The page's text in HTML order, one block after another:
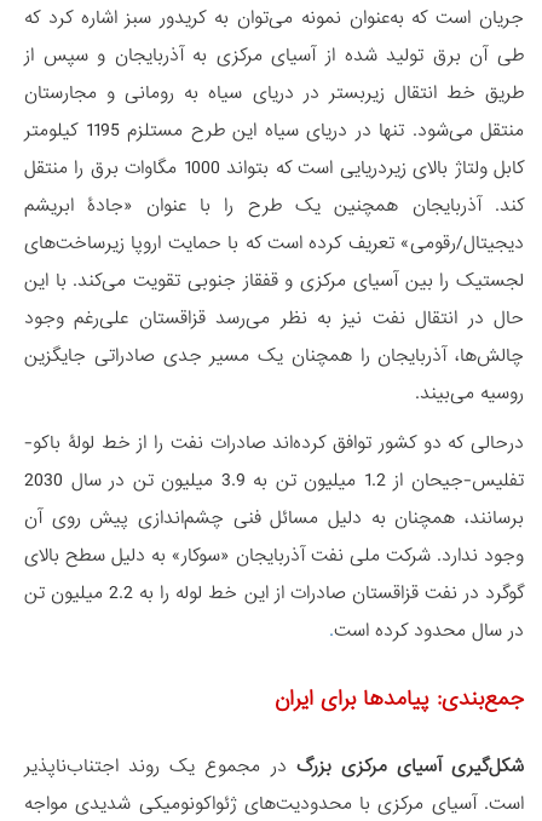
جریان است که به‌عنوان نمونه می‌توان به کریدور سبز اشاره کرد که
طی آن برق تولید شده از آسیای مرکزی به آذربایجان و سپس از
طریق خط انتقال زیربستر در دریای سیاه به رومانی و مجارستان
منتقل می‌شود. تنها در دریای سیاه این طرح مستلزم 1195 کیلومتر
کابل ولتاژ بالای زیردریایی است که بتواند 1000 مگاوات برق را منتقل
کند. آذربایجان همچنین یک طرح را با عنوان «جادۀ ابریشم
دیجیتال/رقومی» تعریف کرده است که با حمایت اروپا زیرساخت‌های
لجستیک را بین آسیای مرکزی و قفقاز جنوبی تقویت می‌کند. با این
حال در انتقال نفت نیز به نظر می‌رسد قزاقستان علی‌رغم وجود
چالش‌ها، آذربایجان را همچنان یک مسیر جدی صادراتی جایگزین
روسیه می‌بیند.
درحالی که دو کشور توافق کرده‌اند صادرات نفت را از خط لولۀ باکو-
تفلیس-جیحان از 1.2 میلیون تن به 3.9 میلیون تن در سال 2030
برسانند، همچنان به دلیل مسائل فنی چشم‌اندازی پیش ‌روی آن
وجود ندارد. شرکت ملی نفت آذربایجان «سوکار» به دلیل سطح بالای
گوگرد در نفت قزاقستان صادرات از این خط لوله را به 2.2 میلیون تن
در سال محدود کرده است.
جمع‌بندی: پیامدها برای ایران
شکل‌گیری آسیای مرکزی بزرگ در مجموع یک روند اجتناب‌ناپذیر
است. آسیای مرکزی با محدودیت‌های ژئواکونومیکی شدیدی مواجه